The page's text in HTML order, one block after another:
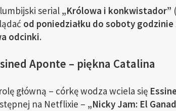
serial „Królowa i konkwistador” (
od poniedziałku do soboty godzinie
odcinki.
Aponte – piękna Catalina
główną – córkę wodza wciela się
na Netflixie – „Nicky Jam: El